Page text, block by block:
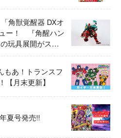
角獣覚醒器 DXオ
ー！ 『角醒ハン
玩具展開がスタ
もあ！トランスフ
【月末更新】
夏号発売!!